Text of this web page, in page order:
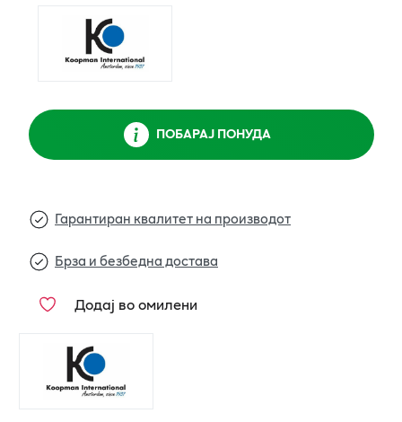
ПОБАРАЈ ПОНУДА
Гарантиран квалитет на производот
Брза и безбедна достава
Додај во омилени